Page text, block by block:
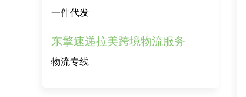
一件代发
东擎速递拉美跨境物流服务
物流专线